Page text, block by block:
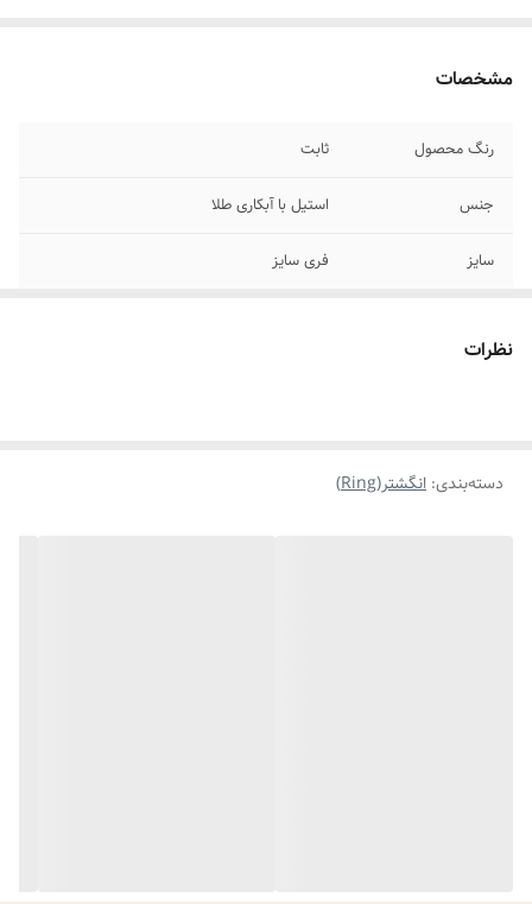
مشخصات
رنگ محصول ثابت
جنس استیل با آبکاری طلا
سایز فری سایز
نظرات
دسته‌بندی: انگشتر(Ring)